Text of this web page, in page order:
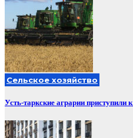
Сельское хозяйство
Усть-таркские аграрии приступили